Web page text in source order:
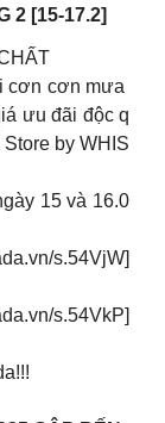
2 [15-17.2]
cơn cơn mưa
ưu đãi độc q
by WHIS
15 và 16.0
s.54VjW]
s.54VkP]